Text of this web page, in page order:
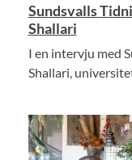
Sundsvalls
Shallari
I en intervju med
Shallari,